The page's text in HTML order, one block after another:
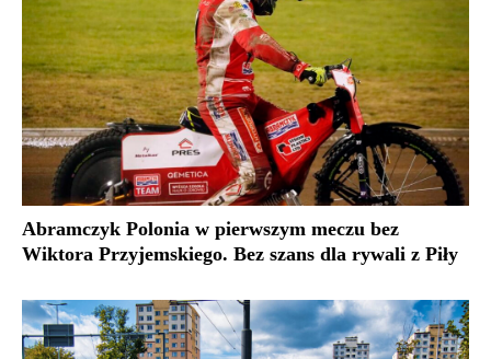
Abramczyk Polonia w pierwszym meczu bez
Wiktora Przyjemskiego. Bez szans dla rywali z Piły